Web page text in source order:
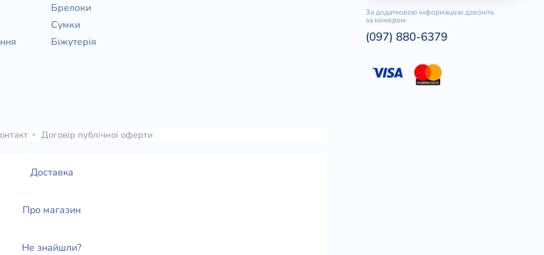
Брелоки
Сумки
Біжутерія
За додатковою інформацією дзвоніть
за номером:
(097) 880-6379
Договір публічної оферти
Доставка
Про магазин
Не знайшли?